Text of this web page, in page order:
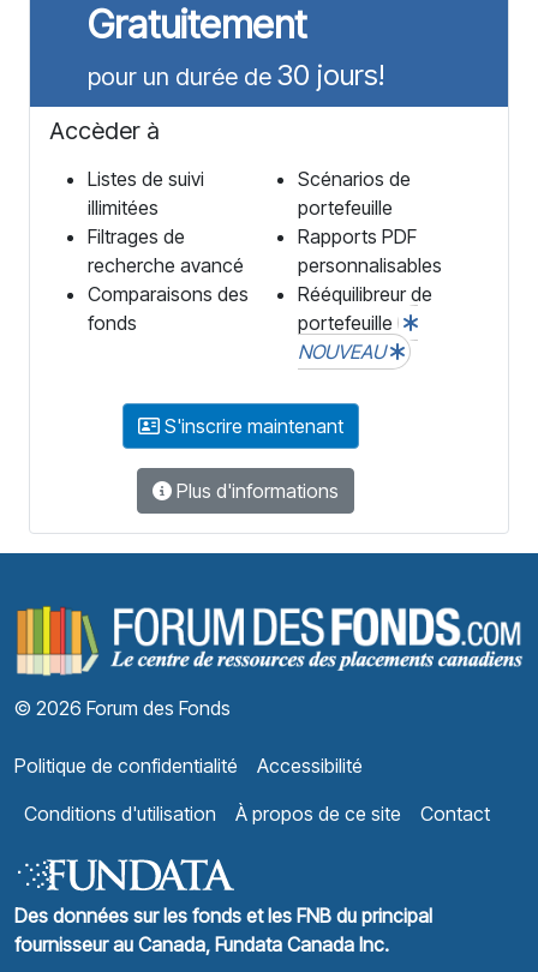
Gratuitement
pour un durée de 30 jours!
Accèder à
Listes de suivi
illimitées
Filtrages de
recherche avancé
Comparaisons des
fonds
Scénarios de
portefeuille
Rapports PDF
personnalisables
Rééquilibreur de
portefeuille
NOUVEAU
S'inscrire maintenant
Plus d'informations
© 2026 Forum des Fonds
Politique de confidentialité
Accessibilité
Conditions d'utilisation
À propos de ce site Contact
Des données sur les fonds et les FNB du principal
fournisseur au Canada, Fundata Canada Inc.